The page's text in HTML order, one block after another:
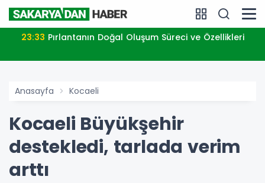
23:33 Pırlantanın Doğal Oluşum Süreci ve Özellikleri
Anasayfa Kocaeli
Kocaeli Büyükşehir
destekledi, tarlada verim
arttı